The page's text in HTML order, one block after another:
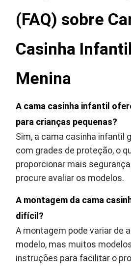
(FAQ) sobre
Casinha
Menina
A cama casinha infantil
para crianças pequenas?
Sim, a cama casinha infantil
com grades de proteção, o
proporcionar mais
procure avaliar os modelos.
A montagem da cama
difícil?
A montagem pode variar de
modelo, mas muitos
instruções para facilitar o